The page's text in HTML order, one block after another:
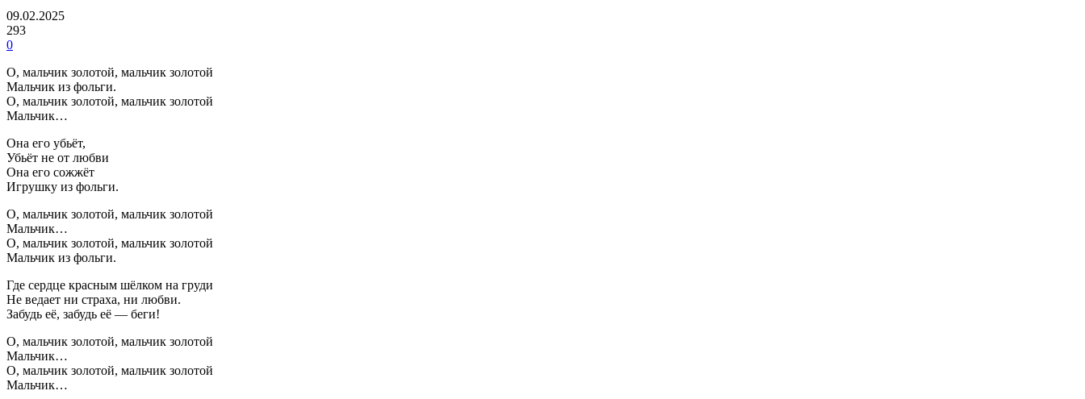
09.02.2025
293
0
О, мальчик золотой, мальчик золотой
Мальчик из фольги.
О, мальчик золотой, мальчик золотой
Мальчик…
Она его убьёт,
Убьёт не от любви
Она его сожжёт
Игрушку из фольги.
О, мальчик золотой, мальчик золотой
Мальчик…
О, мальчик золотой, мальчик золотой
Мальчик из фольги.
Где сердце красным шёлком на груди
Не ведает ни страха, ни любви.
Забудь её, забудь её — беги!
О, мальчик золотой, мальчик золотой
Мальчик…
О, мальчик золотой, мальчик золотой
Мальчик…